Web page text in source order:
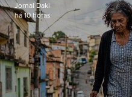
Jornal Daki
há 10 horas